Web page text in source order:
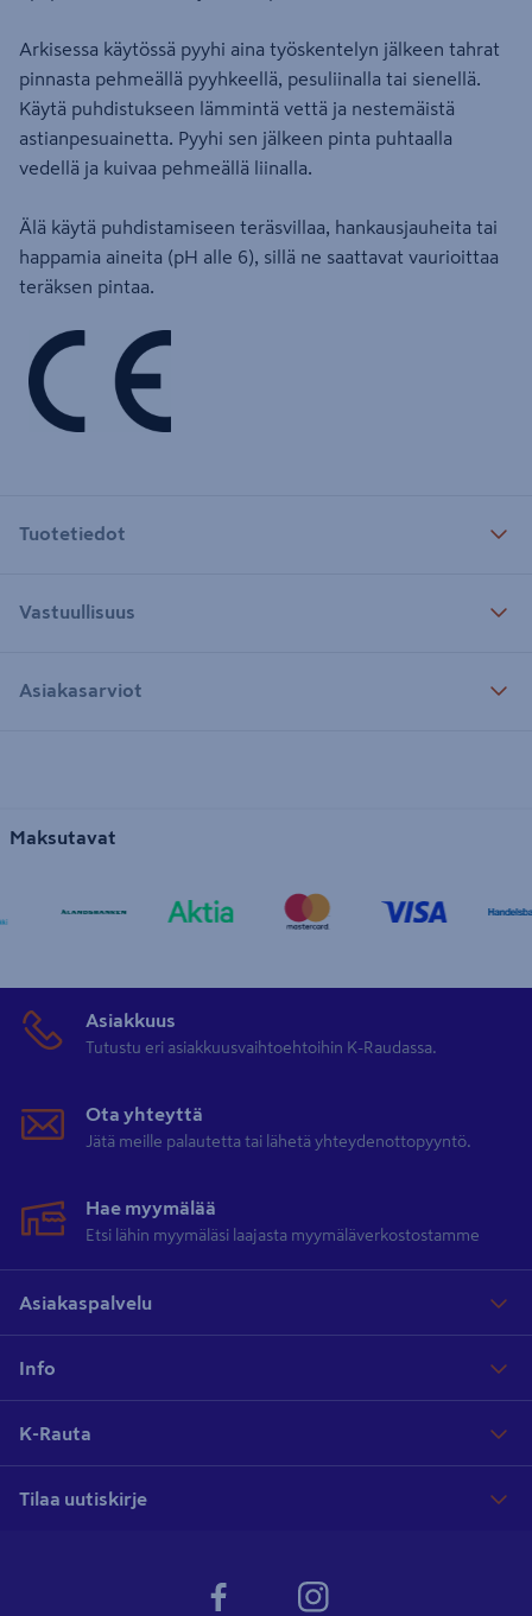
Arkisessa käytössä pyyhi aina työskentelyn jälkeen tahrat
pinnasta pehmeällä pyyhkeellä, pesuliinalla tai sienellä.
Käytä puhdistukseen lämmintä vettä ja nestemäistä
astianpesuainetta. Pyyhi sen jälkeen pinta puhtaalla
vedellä ja kuivaa pehmeällä liinalla.
Älä käytä puhdistamiseen teräsvillaa, hankausjauheita tai
happamia aineita (pH alle 6), sillä ne saattavat vaurioittaa
teräksen pintaa.
Tuotetiedot
Vastuullisuus
Asiakasarviot
Maksutavat
Asiakkuus
Tutustu eri asiakkuusvaihtoehtoihin K-Raudassa.
Ota yhteyttä
Jätä meille palautetta tai lähetä yhteydenottopyyntö.
Hae myymälää
Etsi lähin myymäläsi laajasta myymäläverkostostamme
Asiakaspalvelu
Info
K-Rauta
Tilaa uutiskirje